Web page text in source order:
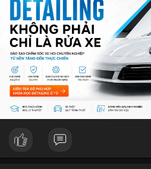
ro từ việc sàn Binance và các vấn
💡 NHẬN ĐỊNH & KHUYẾN NGHỊ:
sợ mạo cực độ, có thể kéo dài
rõ ràng. Các coin lớn như
nhưng không đủ để khắc phục
nên cẩn trọng, tập trung vào phân
thông tin chính từ các nguồn tin uy